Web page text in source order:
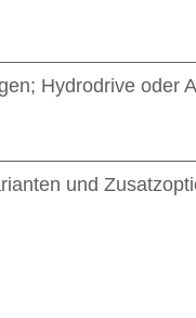
Hydrodrive oder
und